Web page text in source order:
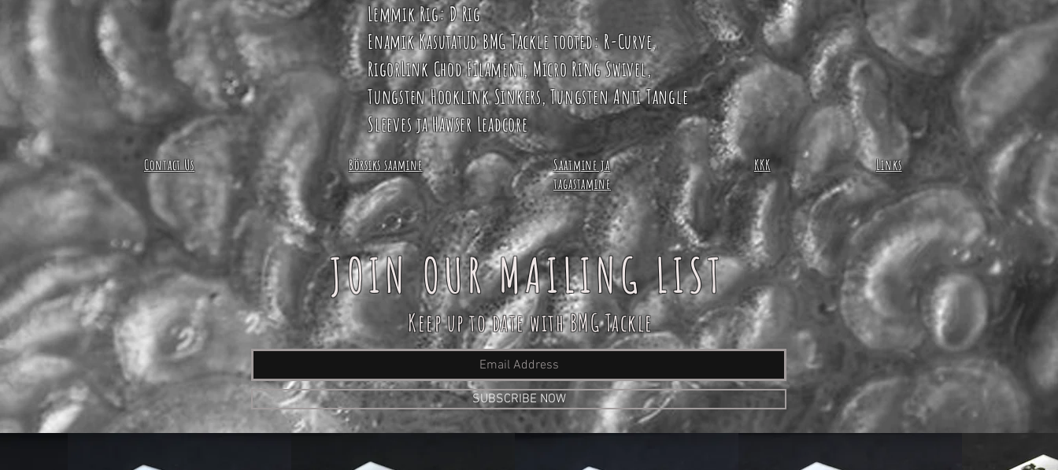
Lemmik Rig:D Rig
Enamik Kasutatud BMG Tackle tooted: R-Curve,
RigorLink Chod Filament, Micro Ring Swivel,
Tungsten Hooklink Sinkers, Tungsten Anti Tangle
Sleeves ja Hawser Leadcore
Contact Us Börsiks saamine
Saatmine ja
tagastamine
KKK Links
JOIN OUR MAILING LIST
Keep up to date with BMG Tackle
SUBSCRIBE NOW